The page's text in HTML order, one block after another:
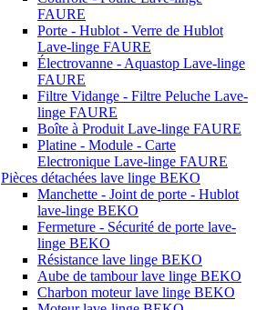
FAURE
Porte - Hublot - Verre de Hublot
Lave-linge FAURE
Électrovanne - Aquastop Lave-linge
FAURE
Filtre Vidange - Filtre Peluche Lave-
linge FAURE
Boîte à Produit Lave-linge FAURE
Platine - Module - Carte
Electronique Lave-linge FAURE
Pièces détachées lave linge BEKO
Manchette - Joint de porte - Hublot
lave-linge BEKO
Fermeture - Sécurité de porte lave-
linge BEKO
Résistance lave linge BEKO
Aube de tambour lave linge BEKO
Charbon moteur lave linge BEKO